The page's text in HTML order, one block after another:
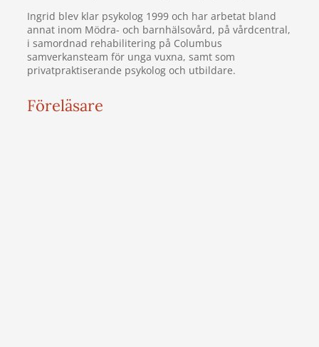
Ingrid blev klar psykolog 1999 och har arbetat bland
annat inom Mödra- och barnhälsovård, på vårdcentral,
i samordnad rehabilitering på Columbus
samverkansteam för unga vuxna, samt som
privatpraktiserande psykolog och utbildare.
Föreläsare